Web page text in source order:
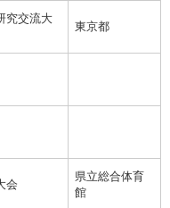
究交流大
東京都
会
県立総合体育
館